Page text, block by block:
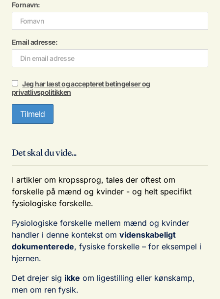
Fornavn:
Email adresse:
Jeg har læst og accepteret betingelser og
privatlivspolitikken
Det skal du vide...
I artikler om kropssprog, tales der oftest om
forskelle på mænd og kvinder - og helt specifikt
fysiologiske forskelle.
Fysiologiske forskelle mellem mænd og kvinder
handler i denne kontekst om videnskabeligt
dokumenterede, fysiske forskelle – for eksempel i
hjernen.
Det drejer sig ikke om ligestilling eller kønskamp,
men om ren fysik.